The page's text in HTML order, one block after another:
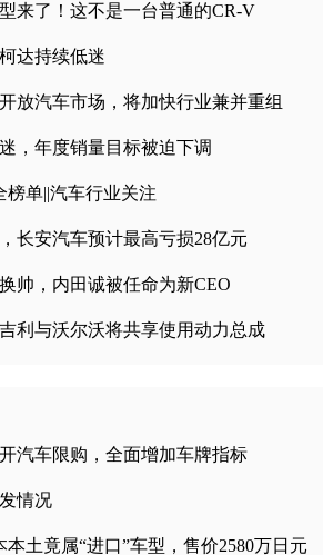
来了！这不是一台普通的CR-V
达持续低迷
放汽车市场，将加快行业兼并重组
，年度销量目标被迫下调
榜单||汽车行业关注
长安汽车预计最高亏损28亿元
帅，内田诚被任命为新CEO
利与沃尔沃将共享使用动力总成
汽车限购，全面增加车牌指标
情况
土竟属“进口”车型，售价2580万日元